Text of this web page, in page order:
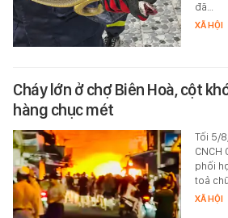
đã…
XÃ HỘI
Cháy lớn ở chợ Biên Hoà, cột
hàng chục mét
Tối 5/
CNCH
phối
toả
XÃ HỘI